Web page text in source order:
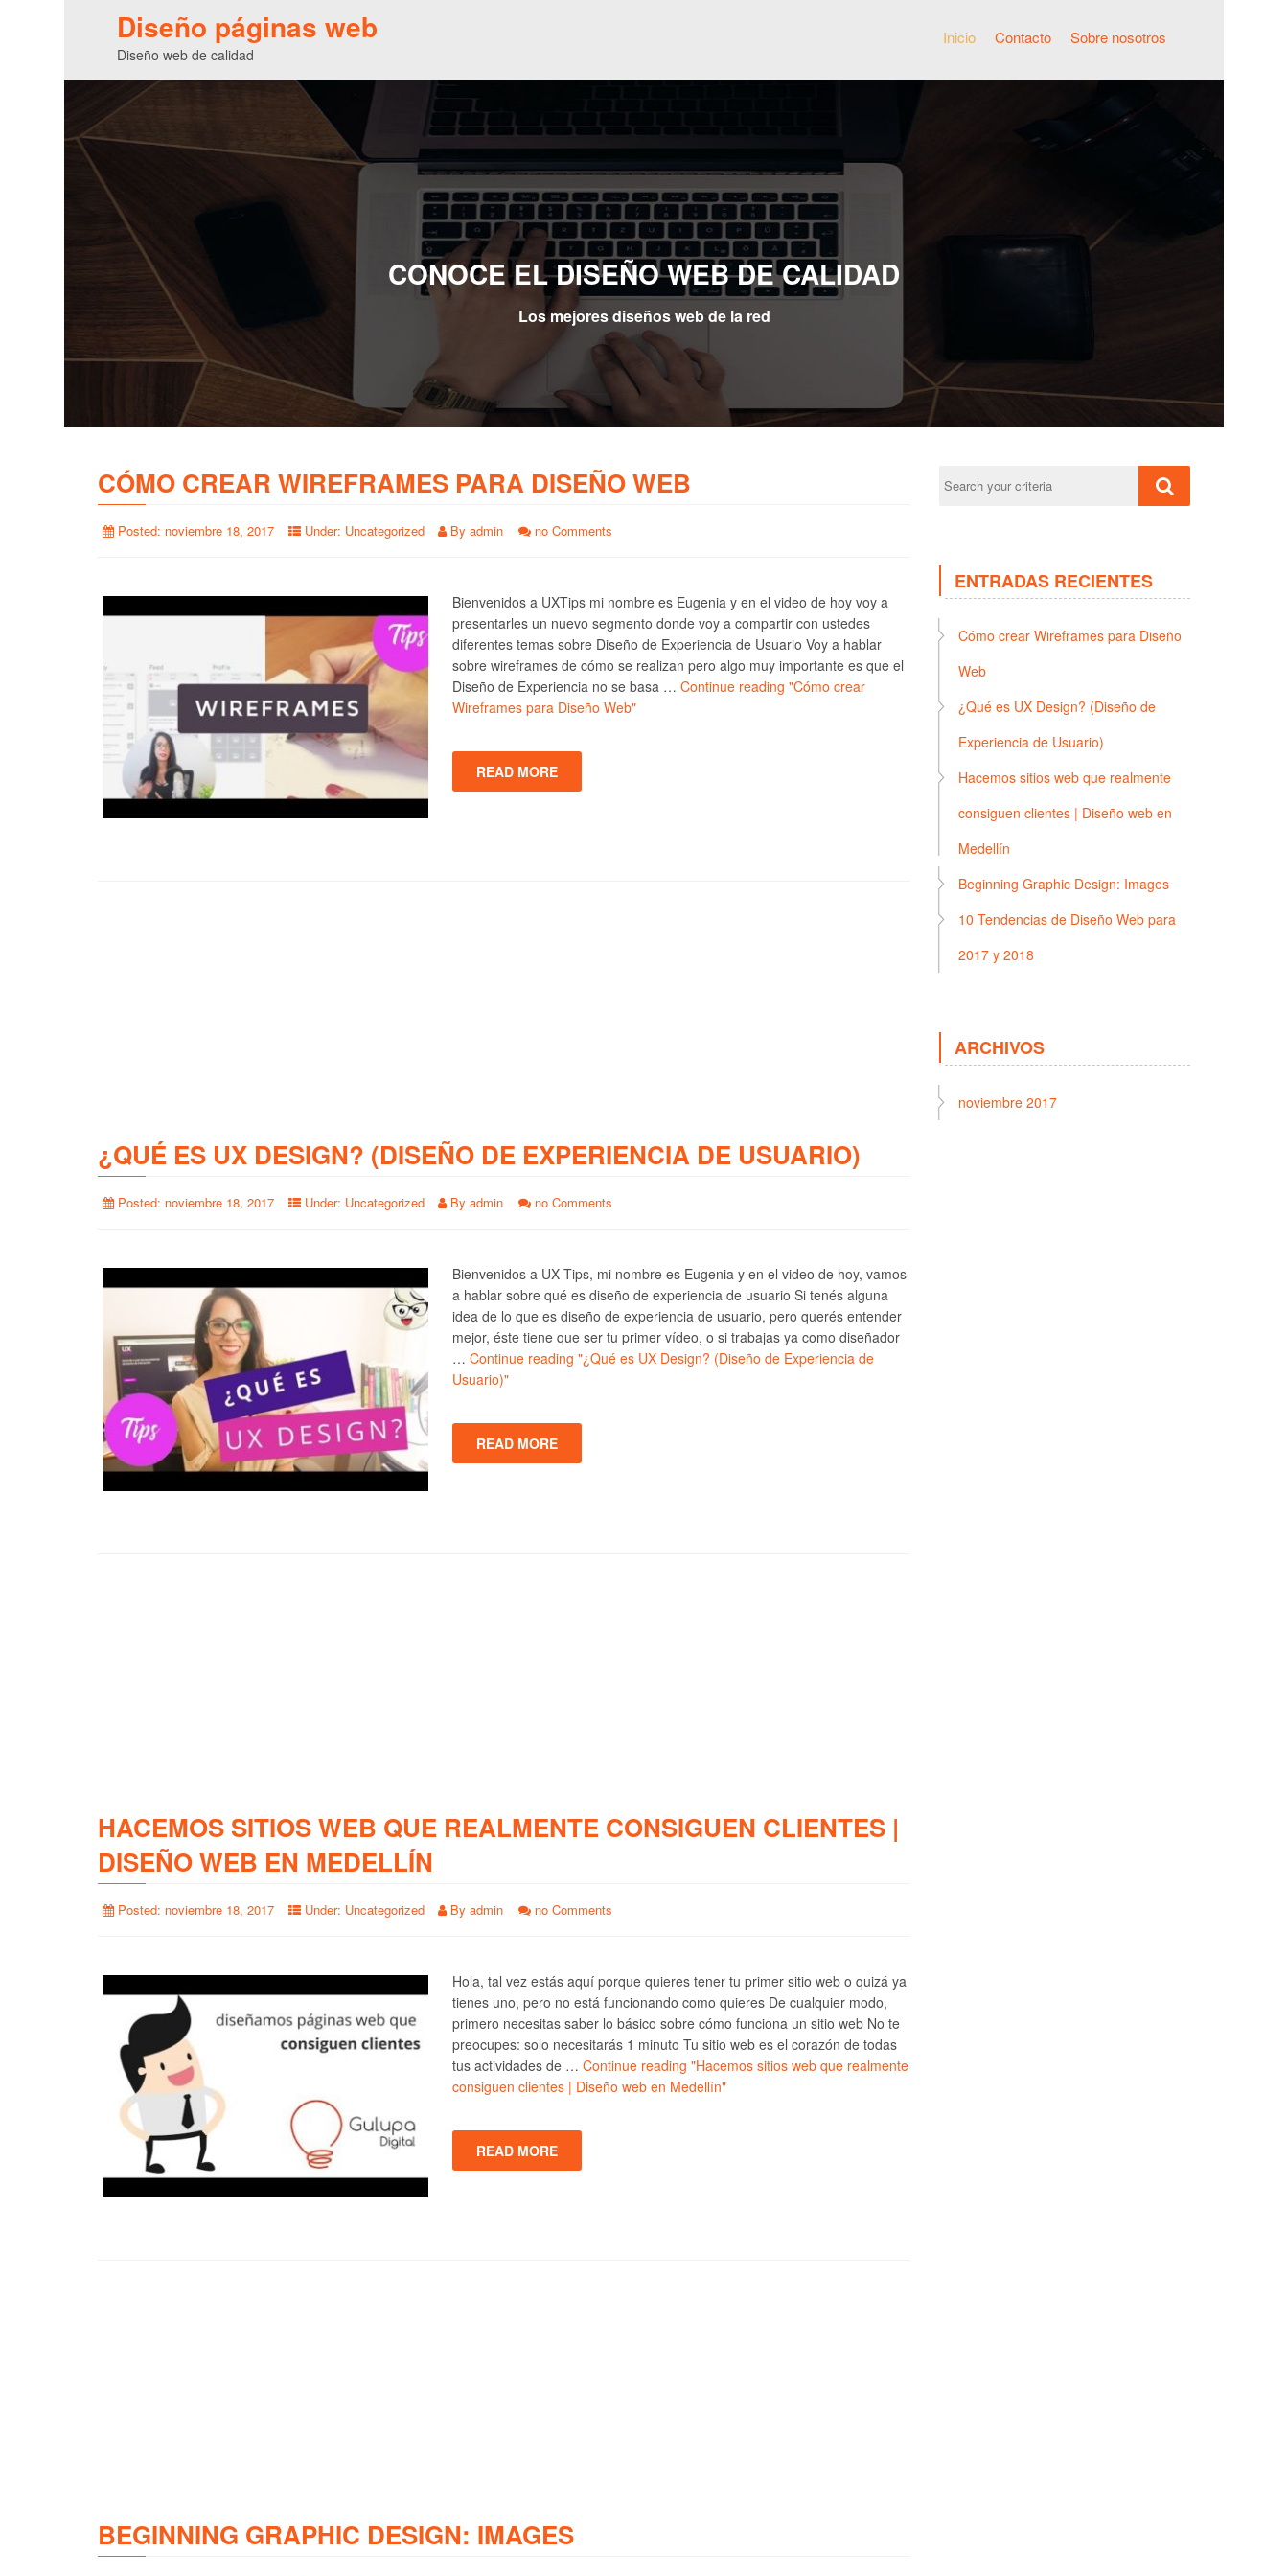
Diseño páginas web
Diseño web de calidad
Inicio Contacto Sobre nosotros
CONOCE EL DISEÑO WEB DE CALIDAD
Los mejores diseños web de la red
CÓMO CREAR WIREFRAMES PARA DISEÑO WEB
Posted: noviembre 18, 2017 Under: Uncategorized By admin no Comments
Bienvenidos a UXTips mi nombre es Eugenia y en el video de hoy voy a
presentarles un nuevo segmento donde voy a compartir con ustedes
diferentes temas sobre Diseño de Experiencia de Usuario Voy a hablar
sobre wireframes de cómo se realizan pero algo muy importante es que el
Diseño de Experiencia no se basa … Continue reading "Cómo crear
Wireframes para Diseño Web"
READ MORE
¿QUÉ ES UX DESIGN? (DISEÑO DE EXPERIENCIA DE USUARIO)
Posted: noviembre 18, 2017 Under: Uncategorized By admin no Comments
Bienvenidos a UX Tips, mi nombre es Eugenia y en el video de hoy, vamos
a hablar sobre qué es diseño de experiencia de usuario Si tenés alguna
idea de lo que es diseño de experiencia de usuario, pero querés entender
mejor, éste tiene que ser tu primer vídeo, o si trabajas ya como diseñador
… Continue reading "¿Qué es UX Design? (Diseño de Experiencia de
Usuario)"
READ MORE
HACEMOS SITIOS WEB QUE REALMENTE CONSIGUEN CLIENTES |
DISEÑO WEB EN MEDELLÍN
Posted: noviembre 18, 2017 Under: Uncategorized By admin no Comments
Hola, tal vez estás aquí porque quieres tener tu primer sitio web o quizá ya
tienes uno, pero no está funcionando como quieres De cualquier modo,
primero necesitas saber lo básico sobre cómo funciona un sitio web No te
preocupes: solo necesitarás 1 minuto Tu sitio web es el corazón de todas
tus actividades de … Continue reading "Hacemos sitios web que realmente
consiguen clientes | Diseño web en Medellín"
READ MORE
BEGINNING GRAPHIC DESIGN: IMAGES
ENTRADAS RECIENTES
Cómo crear Wireframes para Diseño
Web
¿Qué es UX Design? (Diseño de
Experiencia de Usuario)
Hacemos sitios web que realmente
consiguen clientes | Diseño web en
Medellín
Beginning Graphic Design: Images
10 Tendencias de Diseño Web para
2017 y 2018
ARCHIVOS
noviembre 2017